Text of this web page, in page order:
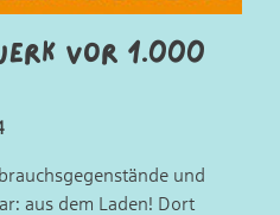
vor 1.000
und
aus dem Laden! Dort